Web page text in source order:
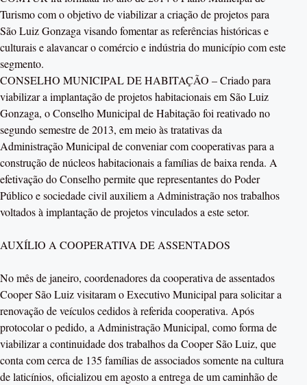
Turismo com o objetivo de viabilizar a criação de projetos para
São Luiz Gonzaga visando fomentar as referências históricas e
culturais e alavancar o comércio e indústria do município com este
segmento.
CONSELHO MUNICIPAL DE HABITAÇÃO – Criado para
viabilizar a implantação de projetos habitacionais em São Luiz
Gonzaga, o Conselho Municipal de Habitação foi reativado no
segundo semestre de 2013, em meio às tratativas da
Administração Municipal de conveniar com cooperativas para a
construção de núcleos habitacionais a famílias de baixa renda. A
efetivação do Conselho permite que representantes do Poder
Público e sociedade civil auxiliem a Administração nos trabalhos
voltados à implantação de projetos vinculados a este setor.
AUXÍLIO A COOPERATIVA DE ASSENTADOS
No mês de janeiro, coordenadores da cooperativa de assentados
Cooper São Luiz visitaram o Executivo Municipal para solicitar a
renovação de veículos cedidos à referida cooperativa. Após
protocolar o pedido, a Administração Municipal, como forma de
viabilizar a continuidade dos trabalhos da Cooper São Luiz, que
conta com cerca de 135 famílias de associados somente na cultura
de laticínios, oficializou em agosto a entrega de um caminhão de